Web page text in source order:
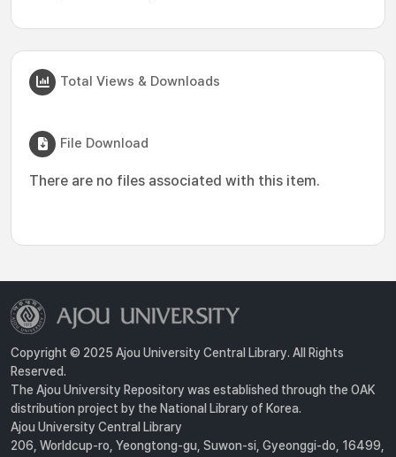
Total Views & Downloads
File Download
There are no files associated with this item.
Copyright © 2025 Ajou University Central Library. All Rights
Reserved.
The Ajou University Repository was established through the OAK
distribution project by the National Library of Korea.
Ajou University Central Library
206, Worldcup-ro, Yeongtong-gu, Suwon-si, Gyeonggi-do, 16499,